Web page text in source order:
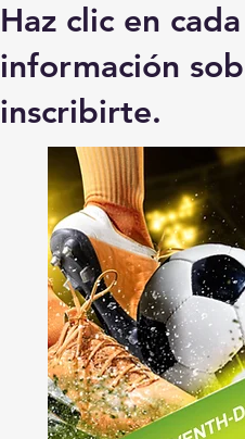
Haz clic en
información
inscribirte.